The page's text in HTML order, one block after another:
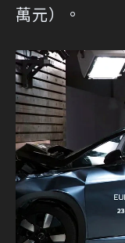
萬元）。